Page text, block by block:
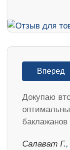
Вперед
Докупаю
Салават Г.,